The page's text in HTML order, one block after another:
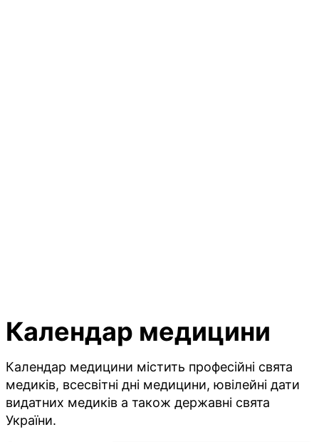
Календар медицини
Календар медицини містить професійні свята
медиків, всесвітні дні медицини, ювілейні дати
видатних медиків а також державні свята
України.